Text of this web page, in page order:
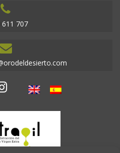
611 707